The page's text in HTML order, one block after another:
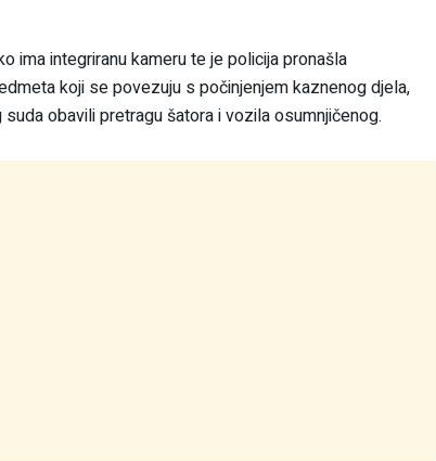
ima integriranu kameru te je policija pronašla
koji se povezuju s počinjenjem kaznenog djela,
obavili pretragu šatora i vozila osumnjičenog.